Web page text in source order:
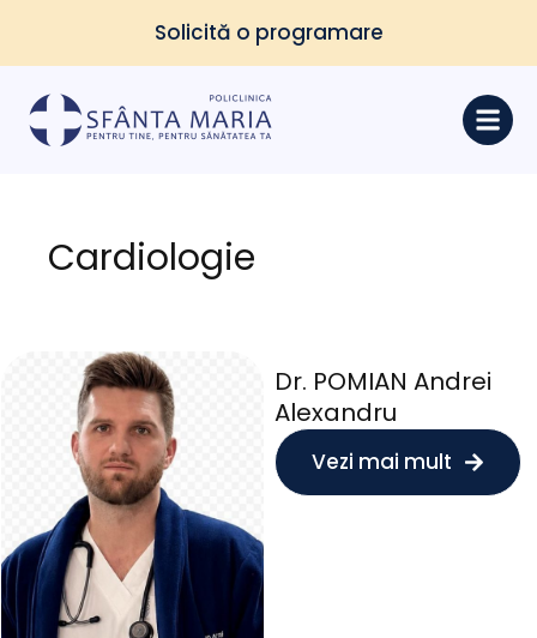
Solicită o programare
Cardiologie
Dr. POMIAN Andrei
Alexandru
Vezi mai mult